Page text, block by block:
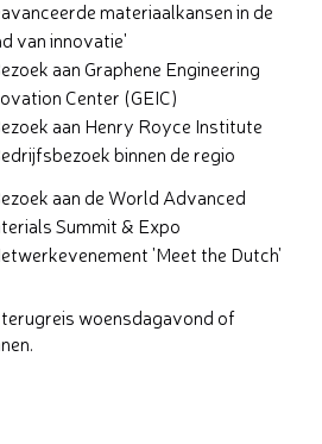
materiaalkansen in de
van innovatie'
aan Graphene Engineering
Center (GEIC)
aan Henry Royce Institute
binnen de regio
aan de World Advanced
Summit & Expo
'Meet the Dutch'
terugreis woensdagavond of